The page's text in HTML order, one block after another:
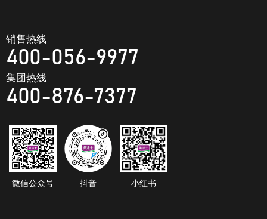
销售热线
400-056-9977
集团热线
400-876-7377
微信公众号 抖音 小红书